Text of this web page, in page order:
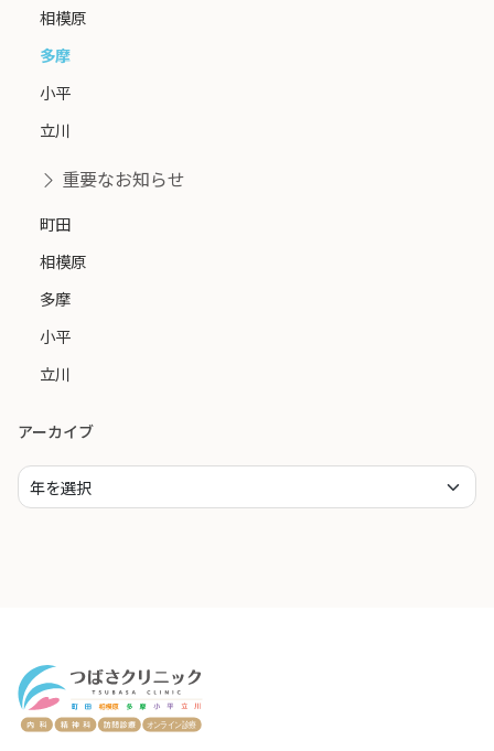
相模原
多摩
小平
立川
重要なお知らせ
町田
相模原
多摩
小平
立川
アーカイブ